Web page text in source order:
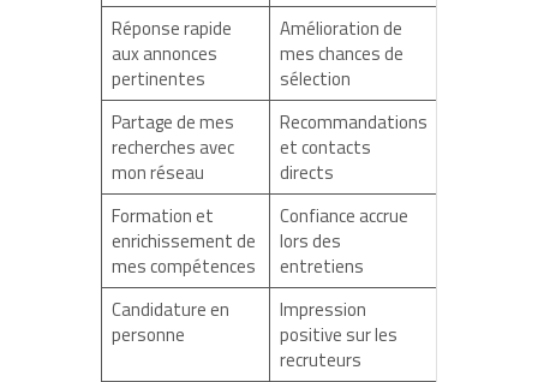
Réponse rapide
aux annonces
pertinentes
Amélioration de
mes chances de
sélection
Partage de mes
recherches avec
mon réseau
Recommandations
et contacts
directs
Formation et
enrichissement de
mes compétences
Confiance accrue
lors des
entretiens
Candidature en
personne
Impression
positive sur les
recruteurs